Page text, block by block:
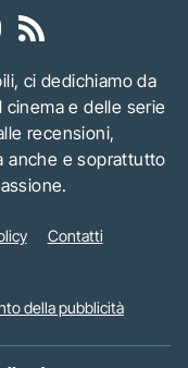
ci dedichiamo da
e delle serie
recensioni,
anche e soprattutto
Contatti
della pubblicità